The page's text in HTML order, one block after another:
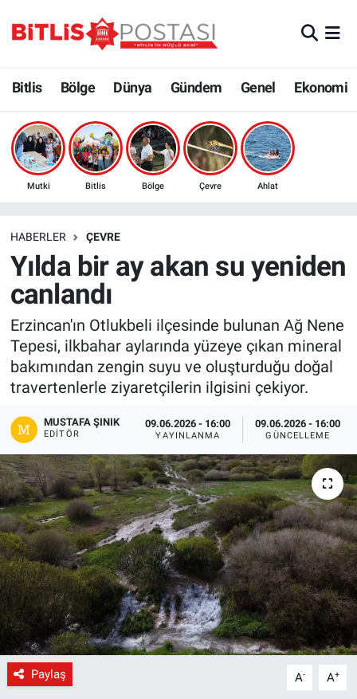
Bitlis Bölge Dünya Gündem Genel Ekonomi
Mutki Bitlis Bölge Çevre Ahlat
HABERLER ÇEVRE
Yılda bir ay akan su yeniden
canlandı
Erzincan'ın Otlukbeli ilçesinde bulunan Ağ Nene
Tepesi, ilkbahar aylarında yüzeye çıkan mineral
bakımından zengin suyu ve oluşturduğu doğal
travertenlerle ziyaretçilerin ilgisini çekiyor.
MUSTAFA ŞINIK
EDITÖR
09.06.2026 - 16:00
YAYINLANMA
09.06.2026 - 16:00
GÜNCELLEME
Paylaş A- A+
Bölge
Çevre
Eğitim
Ekonomi
Genel
Gündem
Kültür-Sanat
Magazin
Politika
Resmi İlanlar
Sağlık
Siyaset
Spor
Bitlis Trafik Yoğunluk Haritası
Süper Lig Puan Durumu ve Fikstür
Son Dakika Haberleri
Haber Arşivi